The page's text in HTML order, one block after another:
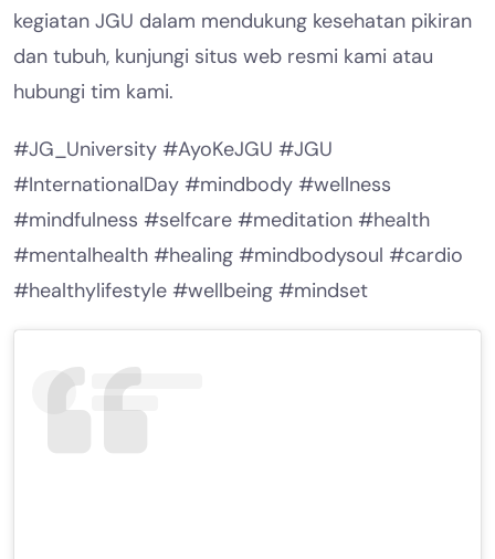
kegiatan JGU dalam mendukung kesehatan pikiran
dan tubuh, kunjungi situs web resmi kami atau
hubungi tim kami.
#JG_University #AyoKeJGU #JGU
#InternationalDay #mindbody #wellness
#mindfulness #selfcare #meditation #health
#mentalhealth #healing #mindbodysoul #cardio
#healthylifestyle #wellbeing #mindset